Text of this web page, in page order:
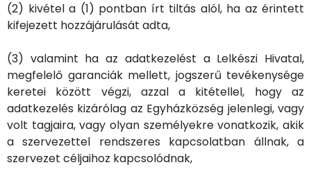
(2) kivétel a (1) pontban írt tiltás alól, ha az érintett
kifejezett hozzájárulását adta,
(3) valamint ha az adatkezelést a Lelkészi Hivatal,
megfelelő garanciák mellett, jogszerű tevékenysége
keretei között végzi, azzal a kitétellel, hogy az
adatkezelés kizárólag az Egyházközség jelenlegi, vagy
volt tagjaira, vagy olyan személyekre vonatkozik, akik
a szervezettel rendszeres kapcsolatban állnak, a
szervezet céljaihoz kapcsolódnak,